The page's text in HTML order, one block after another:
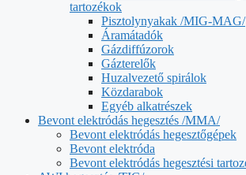
tartozékok
Pisztolynyakak /MIG-MAG/
Áramátadók
Gázdiffúzorok
Gázterelők
Huzalvezető spirálok
Közdarabok
Egyéb alkatrészek
Bevont elektródás hegesztés /MMA/
Bevont elektródás hegesztőgépek
Bevont elektróda
Bevont elektródás hegesztési